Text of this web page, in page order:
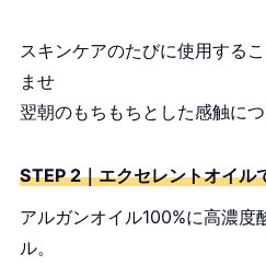
スキンケアのたびに使用する
ませ
翌朝のもちもちとした感触につ
STEP 2｜エクセレントオイル
アルガンオイル100%に高濃度
ル。